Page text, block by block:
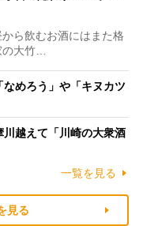
ら飲むお酒にはまた格
の大竹…
なめろう」や「キヌカツ
川越えて「川崎の大衆酒
一覧を見る
見る